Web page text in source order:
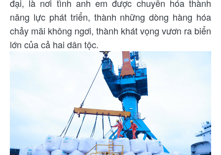
đại, là nơi tình anh em được chuyển hóa thành
năng lực phát triển, thành những dòng hàng hóa
chảy mãi không ngơi, thành khát vọng vươn ra biển
lớn của cả hai dân tộc.